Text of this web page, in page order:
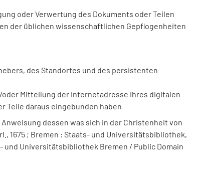
oder Verwertung des Dokuments oder Teilen
der üblichen wissenschaftlichen Gepflogenheiten
des Standortes und des persistenten
Mitteilung der Internetadresse Ihres digitalen
Teile daraus eingebunden haben
dessen was sich in der Christenheit von
1675 ; Bremen : Staats- und Universitätsbibliothek,
und Universitätsbibliothek Bremen / Public Domain